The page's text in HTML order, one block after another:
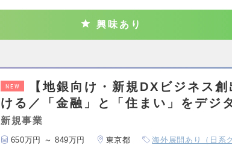
興味あり
NEW
【地銀向け・新規DXビジネス
ける／「金融」と「住まい」をデジ
新規事業
650万円 ～ 849万円 東京都 海外展開あり（日系